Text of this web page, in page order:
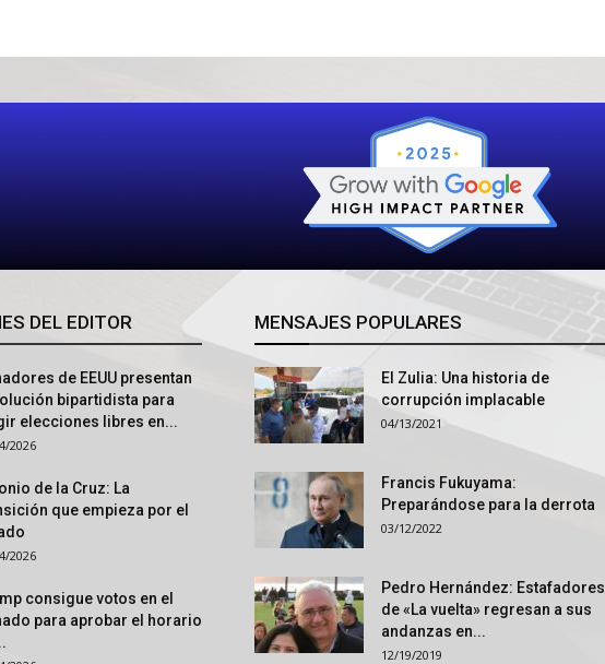
DEL EDITOR
de EEUU presentan
bipartidista para
elecciones libres en...
2026
de la Cruz: La
que empieza por el
2026
consigue votos en el
para aprobar el horario
MENSAJES POPULARES
El Zulia: Una historia de
corrupción implacable
04/13/2021
Francis Fukuyama:
Preparándose para la derrota
03/12/2022
Pedro Hernández: Estafadores
de «La vuelta» regresan a sus
andanzas en...
12/19/2019